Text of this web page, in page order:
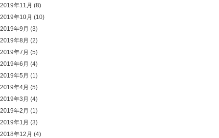
2019年11月 (8)
2019年10月 (10)
2019年9月 (3)
2019年8月 (2)
2019年7月 (5)
2019年6月 (4)
2019年5月 (1)
2019年4月 (5)
2019年3月 (4)
2019年2月 (1)
2019年1月 (3)
2018年12月 (4)